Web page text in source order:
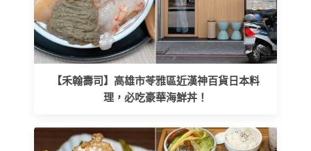
【禾翰壽司】高雄市苓雅區近漢神百貨日本料
理，必吃豪華海鮮丼！